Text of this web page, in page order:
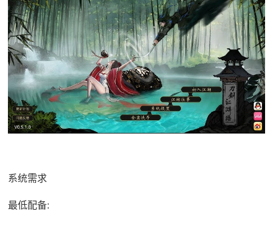
系统需求
最低配备: